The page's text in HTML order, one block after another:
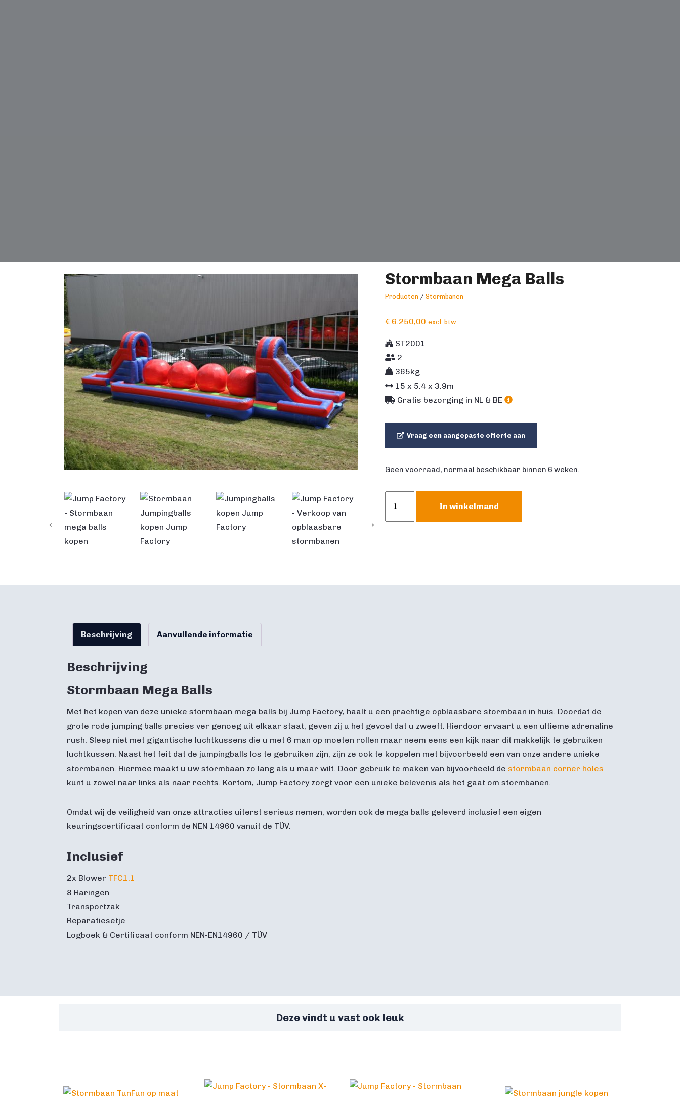
Stormbaan Mega Balls
Producten / Stormbanen
€6.250,00 excl. btw
ST2001
2
365kg
15 x 5.4 x 3.9m
Gratis bezorging in NL & BE
Vraag een aangepaste offerte aan
Geen voorraad, normaal beschikbaar binnen 6 weken.
Mega
In winkelmand
Beschrijving Aanvullende informatie
Beschrijving
Stormbaan Mega Balls
Met het kopen van deze unieke stormbaan mega balls bij Jump Factory, haalt u een prachtige opblaasbare stormbaan in huis. Doordat de
grote rode jumping balls precies ver genoeg uit elkaar staat, geven zij u het gevoel dat u zweeft. Hierdoor ervaart u een ultieme adrenaline
rush. Sleep niet met gigantische luchtkussens die u met 6 man op moeten rollen maar neem eens een kijk naar dit makkelijk te gebruiken
luchtkussen. Naast het feit dat de jumpingballs los te gebruiken zijn, zijn ze ook te koppelen met bijvoorbeeld een van onze andere unieke
stormbanen. Hiermee maakt u uw stormbaan zo lang als u maar wilt. Door gebruik te maken van bijvoorbeeld de stormbaan corner holes
kunt u zowel naar links als naar rechts. Kortom, Jump Factory zorgt voor een unieke belevenis als het gaat om stormbanen.
Omdat wij de veiligheid van onze attracties uiterst serieus nemen, worden ook de mega balls geleverd inclusief een eigen
keuringscertificaat conform de NEN 14960 vanuit de TÜV.
Inclusief
2x Blower TFC1.1
8 Haringen
Transportzak
Reparatiesetje
Logboek & Certificaat conform NEN-EN14960 / TÜV
Deze vindt u vast ook leuk